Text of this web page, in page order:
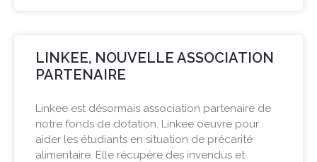
LINKEE, NOUVELLE ASSOCIATION
PARTENAIRE
Linkee est désormais association partenaire de
notre fonds de dotation. Linkee oeuvre pour
aider les étudiants en situation de précarité
alimentaire. Elle récupère des invendus et